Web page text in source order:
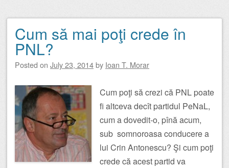
Cum să mai poţi crede în
PNL?
Posted on July 23, 2014by Ioan T. Morar
Cum poţi să crezi că PNL poate
fi altceva decît partidul PeNaL,
cum a dovedit-o, pînă acum,
sub somnoroasa conducere a
lui Crin Antonescu? Şi cum poţi
crede că acest partid va